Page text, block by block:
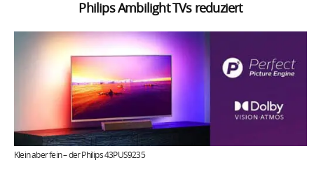
Philips Ambilight TVs reduziert
Klein aber fein – der Philips 43PUS9235